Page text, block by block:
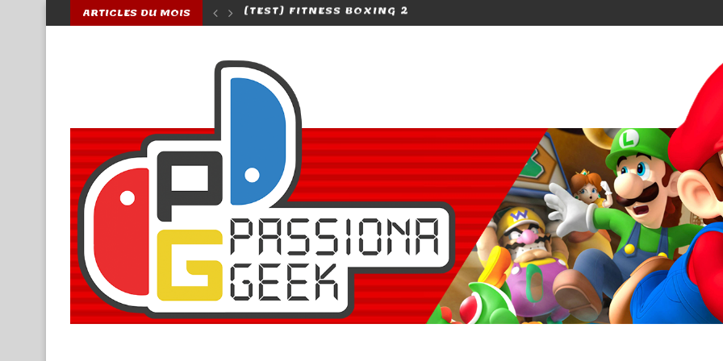
ARTICLES DU MOIS
2, UNE VRAIE SUITE ?... [BLOG] PASSIONAGEEK FÊTE SES 5 ANS ! [TEST] ANIMAL